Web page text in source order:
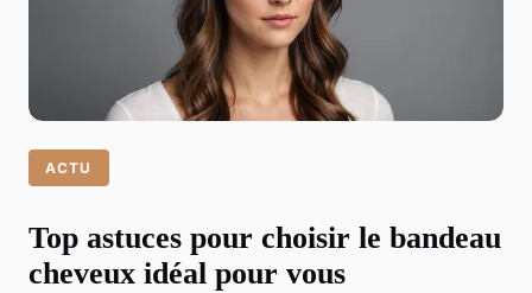
ACTU
Top astuces pour choisir le bandeau
cheveux idéal pour vous